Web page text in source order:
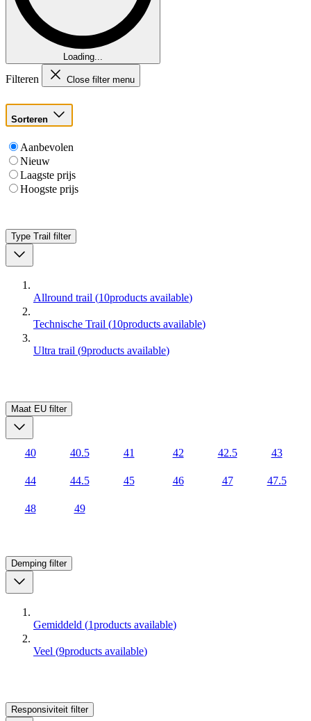
Loading...
Filteren Close filter menu
Sorteren
Aanbevolen
Nieuw
Laagste prijs
Hoogste prijs
Type Trail filter
Allround trail (10products available)
Technische Trail (10products available)
Ultra trail (9products available)
Maat EU filter
40 40.5 41 42 42.5 43
44 44.5 45 46 47 47.5
48 49
Demping filter
Gemiddeld (1products available)
Veel (9products available)
Responsiviteit filter